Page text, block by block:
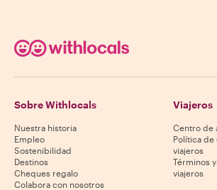
Sobre Withlocals
Nuestra historia
Empleo
Sostenibilidad
Destinos
Cheques regalo
Colabora con nosotros
Viajeros
Centro de
Política de
viajeros
Términos
viajeros